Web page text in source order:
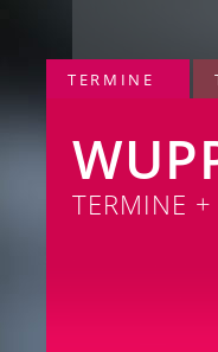
TERMINE
TERMINE